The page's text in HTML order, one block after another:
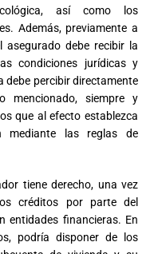
así como los
Además, previamente a
asegurado debe recibir la
condiciones jurídicas y
debe percibir directamente
mencionado, siempre y
que al efecto establezca
mediante las reglas de
tiene derecho, una vez
créditos por parte del
entidades financieras. En
podría disponer de los